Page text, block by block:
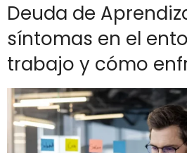
Deuda de
síntomas en el
trabajo y cómo